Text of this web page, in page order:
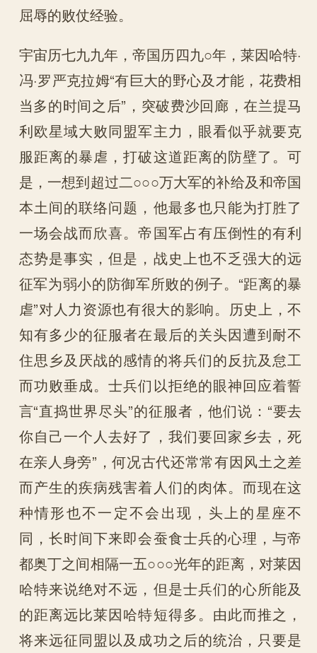
屈辱的败仗经验。
宇宙历七九九年，帝国历四九○年，莱因哈特·
冯·罗严克拉姆“有巨大的野心及才能，花费相
当多的时间之后”，突破费沙回廊，在兰提马
利欧星域大败同盟军主力，眼看似乎就要克
服距离的暴虐，打破这道距离的防壁了。可
是，一想到超过二○○○万大军的补给及和帝国
本土间的联络问题，他最多也只能为打胜了
一场会战而欣喜。帝国军占有压倒性的有利
态势是事实，但是，战史上也不乏强大的远
征军为弱小的防御军所败的例子。“距离的暴
虐”对人力资源也有很大的影响。历史上，不
知有多少的征服者在最后的关头因遭到耐不
住思乡及厌战的感情的将兵们的反抗及怠工
而功败垂成。士兵们以拒绝的眼神回应着誓
言“直捣世界尽头”的征服者，他们说：“要去
你自己一个人去好了，我们要回家乡去，死
在亲人身旁”，何况古代还常常有因风土之差
而产生的疾病残害着人们的肉体。而现在这
种情形也不一定不会出现，头上的星座不
同，长时间下来即会蚕食士兵的心理，与帝
都奥丁之间相隔一五○○○光年的距离，对莱因
哈特来说绝对不远，但是士兵们的心所能及
的距离远比莱因哈特短得多。由此而推之，
将来远征同盟以及成功之后的统治，只要是